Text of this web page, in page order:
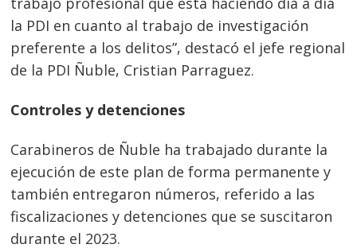
la PDI en cuanto al trabajo de investigación
preferente a los delitos”, destacó el jefe regional
de la PDI Ñuble, Cristian Parraguez.
Controles y detenciones
Carabineros de Ñuble ha trabajado durante la
ejecución de este plan de forma permanente y
también entregaron números, referido a las
fiscalizaciones y detenciones que se suscitaron
durante el 2023.
Navegación
de
entradas